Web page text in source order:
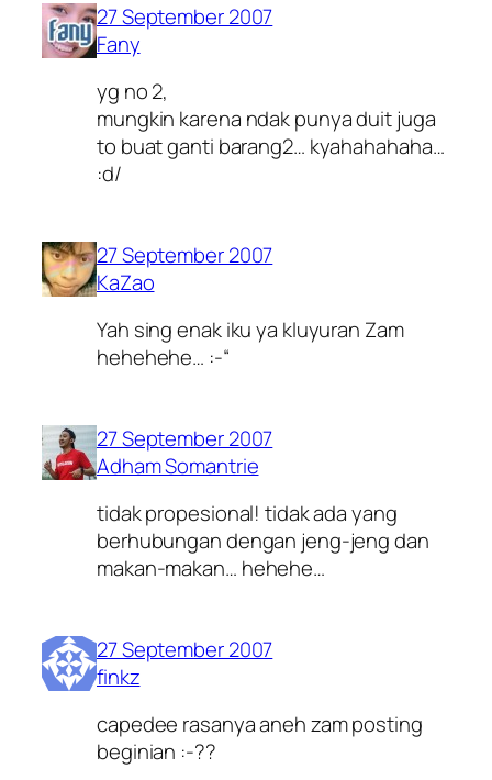
27 September 2007
Fany
yg no 2,
mungkin karena ndak punya duit juga
to buat ganti barang2… kyahahahaha…
:d/
27 September 2007
KaZao
Yah sing enak iku ya kluyuran Zam
hehehehe… :-“
27 September 2007
Adham Somantrie
tidak propesional! tidak ada yang
berhubungan dengan jeng-jeng dan
makan-makan… hehehe…
27 September 2007
finkz
capedee rasanya aneh zam posting
beginian :-??